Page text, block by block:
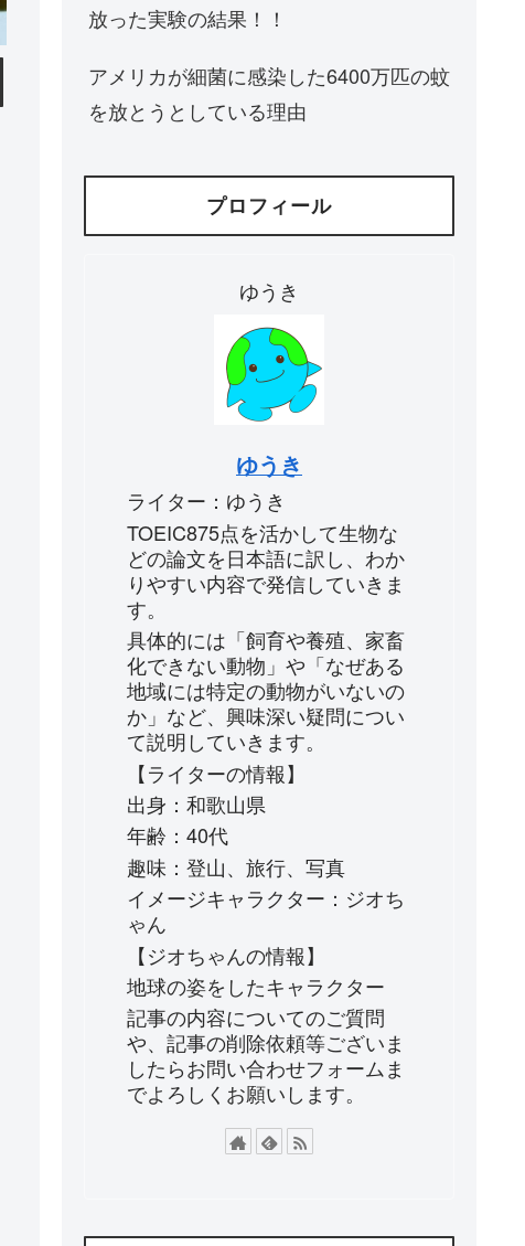
放った実験の結果！！
アメリカが細菌に感染した6400万匹の蚊
を放とうとしている理由
プロフィール
ゆうき
ゆうき
ライター：ゆうき
TOEIC875点を活かして生物な
どの論文を日本語に訳し、わか
りやすい内容で発信していきま
す。
具体的には「飼育や養殖、家畜
化できない動物」や「なぜある
地域には特定の動物がいないの
か」など、興味深い疑問につい
て説明していきます。
【ライターの情報】
出身：和歌山県
年齢：40代
趣味：登山、旅行、写真
イメージキャラクター：ジオち
ゃん
【ジオちゃんの情報】
地球の姿をしたキャラクター
記事の内容についてのご質問
や、記事の削除依頼等ございま
したらお問い合わせフォームま
でよろしくお願いします。